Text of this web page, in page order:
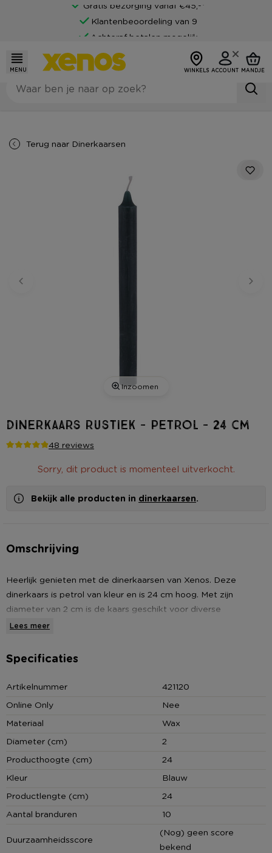
Gratis bezorging vanaf €45,-*
Klantenbeoordeling van 9
Achteraf betalen mogelijk
MENU WINKELS ACCOUNT MANDJE
Terug naar Dinerkaarsen
Inzoomen
Dinerkaars rustiek - petrol - 24 cm
48 reviews
Sorry, dit product is momenteel uitverkocht.
Bekijk alle producten in dinerkaarsen.
Omschrijving
Heerlijk genieten met de dinerkaarsen van Xenos. Deze
dinerkaars is petrol van kleur en is 24 cm hoog. Met zijn
diameter van 2 cm is de kaars geschikt voor diverse
kandelaars. Neem eens een kijkje in ons assortiment en bestel
*Rustieke dinerkaars in petrol
Lees meer
Specificaties
Artikelnummer
421120
Online Only
Nee
Materiaal
Wax
Diameter (cm)
2
Producthoogte (cm)
24
Kleur
Blauw
Productlengte (cm)
24
Aantal branduren
10
Duurzaamheidsscore
(Nog) geen score
bekend